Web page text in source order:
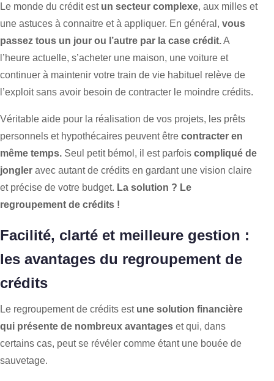
Le monde du crédit estun secteur complexe, aux milles et
une astuces à connaitre et à appliquer. En général, vous
passez tous un jour ou l’autre par la case crédit.A
l’heure actuelle, s’acheter une maison, une voiture et
continuer à maintenir votre train de vie habituel relève de
l’exploit sans avoir besoin de contracter le moindre crédits.
Véritable aide pour la réalisation de vos projets, les prêts
personnels et hypothécaires peuvent être contracter en
même temps. Seul petit bémol, il est parfois compliqué de
jongler avec autant de crédits en gardant une vision claire
et précise de votre budget. La solution ? Le
regroupement de crédits !
Facilité, clarté et meilleure gestion :
les avantages du regroupement de
crédits
Le regroupement de crédits est une solution financière
qui présente de nombreux avantages et qui, dans
certains cas, peut se révéler comme étant une bouée de
sauvetage.